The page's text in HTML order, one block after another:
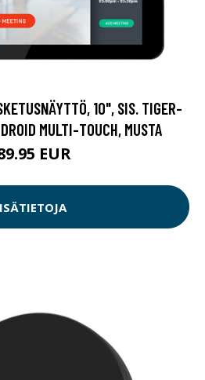
10", SIS. TIGER-
MULTI-TOUCH, MUSTA
EUR